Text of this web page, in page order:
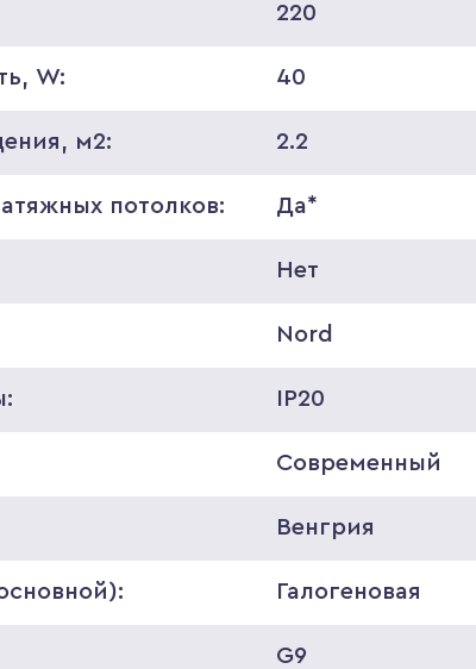
220
W: 40
м2: 2.2
потолков: Да*
Нет
Nord
IP20
Современный
Венгрия
Галогеновая
G9